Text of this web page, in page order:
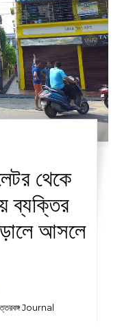
থেকে
ব্যক্তির
আসলে
Journal